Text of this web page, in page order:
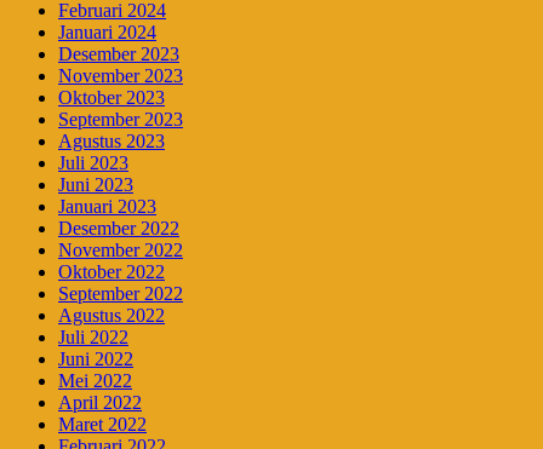
Februari 2024
Januari 2024
Desember 2023
November 2023
Oktober 2023
September 2023
Agustus 2023
Juli 2023
Juni 2023
Januari 2023
Desember 2022
November 2022
Oktober 2022
September 2022
Agustus 2022
Juli 2022
Juni 2022
Mei 2022
April 2022
Maret 2022